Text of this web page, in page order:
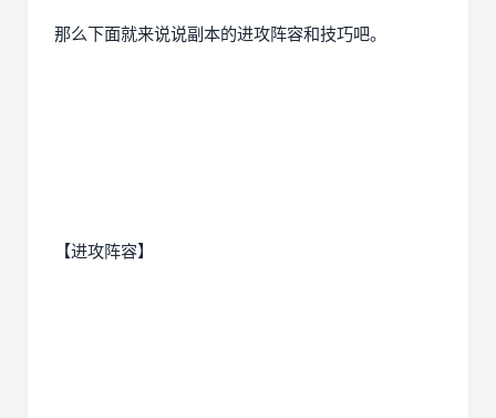
那么下面就来说说副本的进攻阵容和技巧吧。
【进攻阵容】